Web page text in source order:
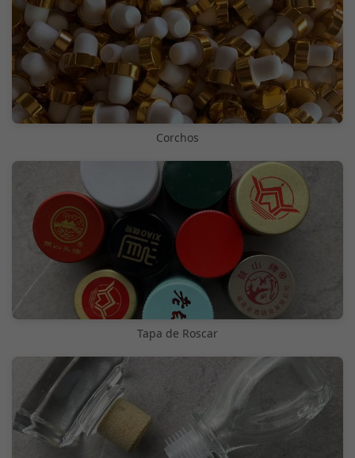
Corchos
Tapa de Roscar